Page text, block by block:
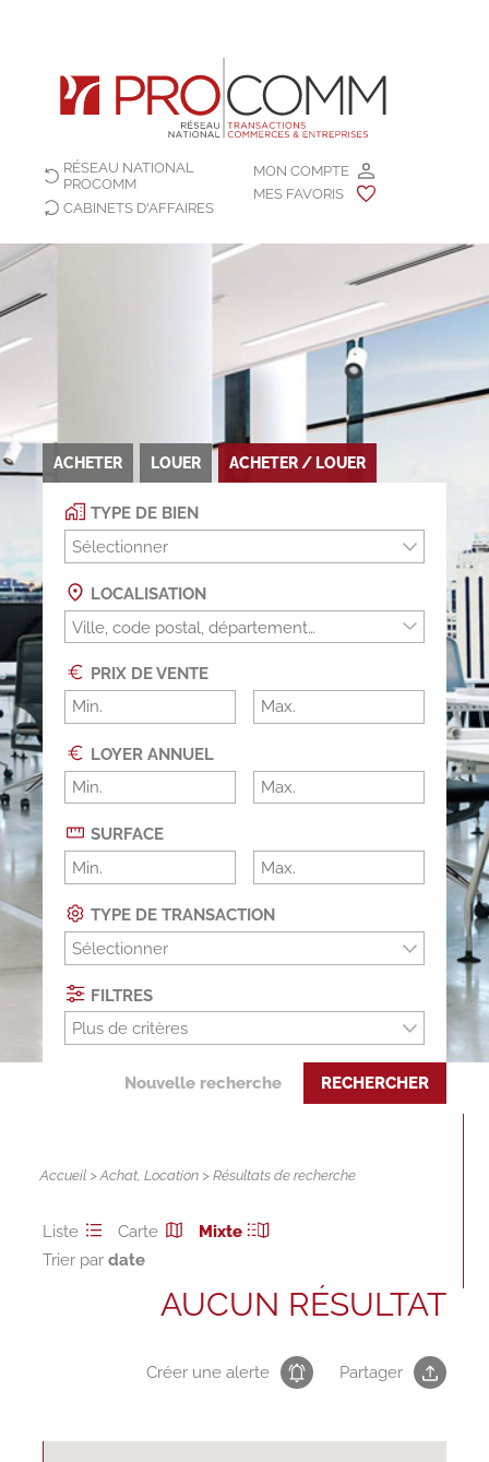
MON COMPTE
MES FAVORIS
RÉSEAU NATIONAL
PROCOMM
CABINETS D'AFFAIRES
ACHETER LOUER ACHETER / LOUER
TYPE DE BIEN
Sélectionner
LOCALISATION
PRIX DE VENTE
LOYER ANNUEL
SURFACE
TYPE DE TRANSACTION
Sélectionner
FILTRES
Plus de critères
Nouvelle recherche RECHERCHER
Accueil >Achat,Location > Résultats de recherche
Liste Carte
Mixte
Trier par
AUCUN RÉSULTAT
Créer une alerte Partager